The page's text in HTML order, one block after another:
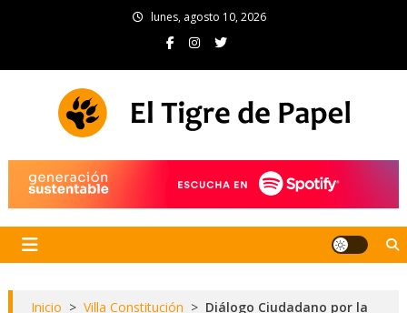
lunes, agosto 10, 2026
Inicio > Villa Constitución > Diálogo Ciudadano por la